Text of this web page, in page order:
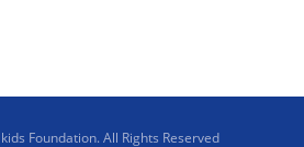
Foundation. All Rights Reserved